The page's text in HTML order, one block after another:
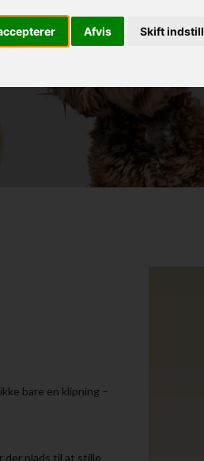
Afvis Skift
bare en klipning –
der plads til at stille